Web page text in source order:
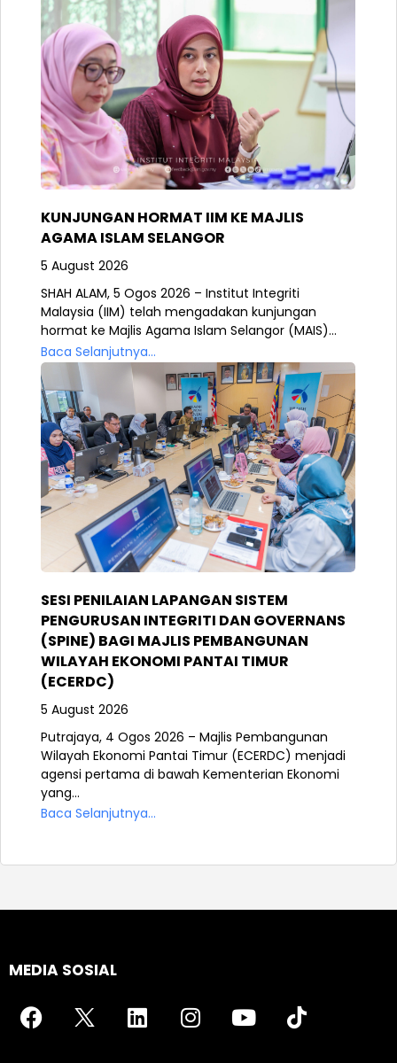
KUNJUNGAN HORMAT IIM KE MAJLIS
AGAMA ISLAM SELANGOR
5 August 2026
SHAH ALAM, 5 Ogos 2026 – Institut Integriti
Malaysia (IIM) telah mengadakan kunjungan
hormat ke Majlis Agama Islam Selangor (MAIS)...
Baca Selanjutnya...
SESI PENILAIAN LAPANGAN SISTEM
PENGURUSAN INTEGRITI DAN GOVERNANS
(SPINE) BAGI MAJLIS PEMBANGUNAN
WILAYAH EKONOMI PANTAI TIMUR
(ECERDC)
5 August 2026
Putrajaya, 4 Ogos 2026 – Majlis Pembangunan
Wilayah Ekonomi Pantai Timur (ECERDC) menjadi
agensi pertama di bawah Kementerian Ekonomi
yang...
Baca Selanjutnya...
MEDIA SOSIAL